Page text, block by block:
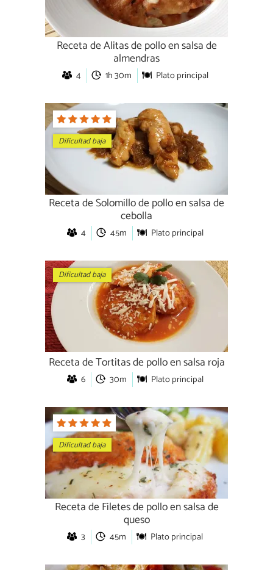
Receta de Alitas de pollo en salsa de
almendras
4 1h 30m Plato principal
Dificultad baja
Receta de Solomillo de pollo en salsa de
cebolla
4 45m Plato principal
Dificultad baja
Receta de Tortitas de pollo en salsa roja
6 30m Plato principal
Dificultad baja
Receta de Filetes de pollo en salsa de
queso
3 45m Plato principal